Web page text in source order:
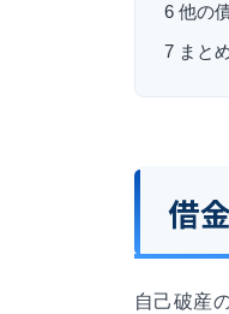
6 他の
7 まと
借
自己破産